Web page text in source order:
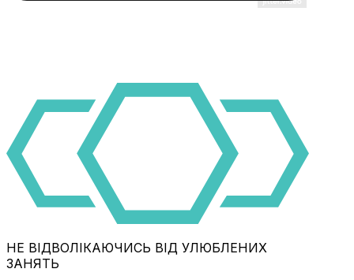
НЕ ВІДВОЛІКАЮЧИСЬ ВІД УЛЮБЛЕНИХ
ЗАНЯТЬ